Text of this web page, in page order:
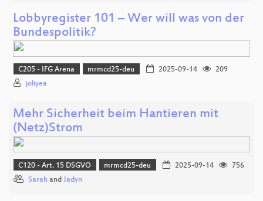
Lobbyregister 101 – Wer will was von der
Bundespolitik?
C205 - IFG Arena mrmcd25-deu 2025-09-14
209
joliyea
Mehr Sicherheit beim Hantieren mit
(Netz)Strom
C120 - Art. 15 DSGVO mrmcd25-deu 2025-09-14
756
Sarah and Jadyn